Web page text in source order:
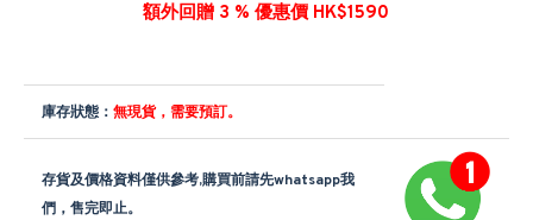
額外回贈 3 % 優惠價 HK$1590
庫存狀態： 無現貨，需要預訂。
存貨及價格資料僅供參考,購買前請先whatsapp我
們，售完即止。